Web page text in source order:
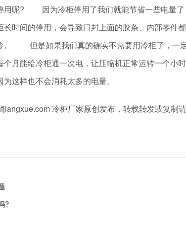
用呢? 因为冷柜停用了我们就能节省一些电量了
时间的停用，会导致门封上面的胶条、内部零
。 但是如果我们真的确实不需要用冷柜了，一
个月能给冷柜通一次电，让压缩机正常运转一个
这样也不会消耗太多的电量。
冷柜厂家原创发布，转载转发或复制
?